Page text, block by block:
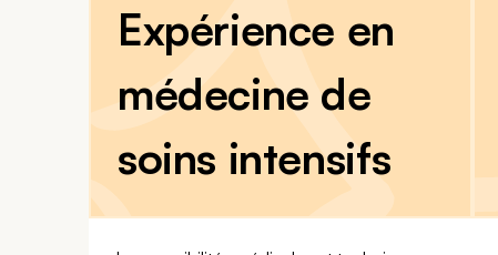
Expérience en
médecine de
soins intensifs